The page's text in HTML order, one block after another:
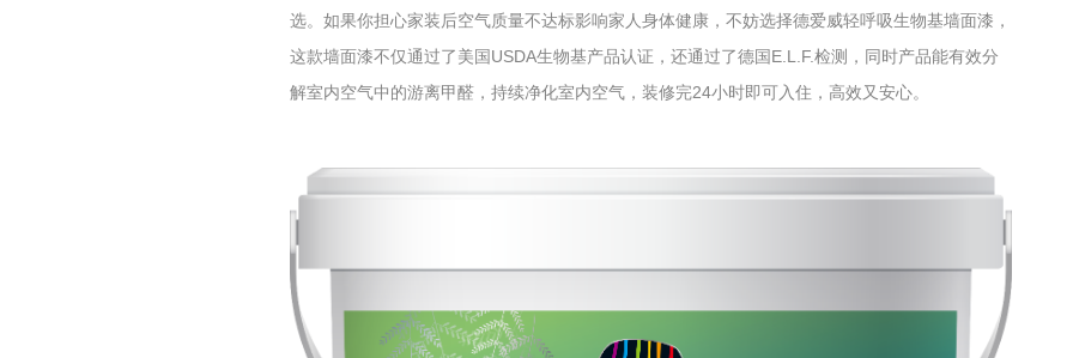
选。如果你担心家装后空气质量不达标影响家人身体健康，不妨选择德爱威轻呼吸生物基墙面漆，
这款墙面漆不仅通过了美国USDA生物基产品认证，还通过了德国E.L.F.检测，同时产品能有效分
解室内空气中的游离甲醛，持续净化室内空气， 装修完24小时即可入住，高效又安心。